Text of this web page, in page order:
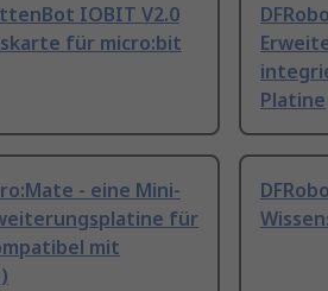
IOBIT V2.0
für micro:bit
Platine
- eine Mini-
für
mit